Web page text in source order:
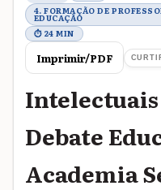
4. FORMAÇÃO DE
EDUCAÇÃO
⏱ 24 MIN
Imprimir/PDF
Intelectuais
Debate
Academia